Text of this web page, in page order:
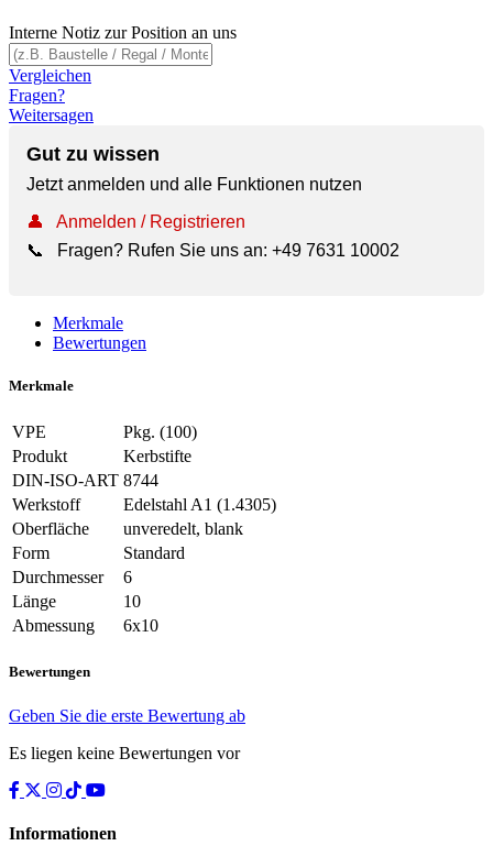
Interne Notiz zur Position an uns
Vergleichen
Fragen?
Weitersagen
Gut zu wissen
Jetzt anmelden und alle Funktionen nutzen
👤
Anmelden / Registrieren
📞
Fragen? Rufen Sie uns an: +49 7631 10002
Merkmale
Bewertungen
Merkmale
VPE
Pkg. (100)
Produkt
Kerbstifte
DIN-ISO-ART 8744
Werkstoff
Edelstahl A1 (1.4305)
Oberfläche
unveredelt, blank
Form
Standard
Durchmesser
6
Länge
10
Abmessung
6x10
Bewertungen
Geben Sie die erste Bewertung ab
Es liegen keine Bewertungen vor
Informationen